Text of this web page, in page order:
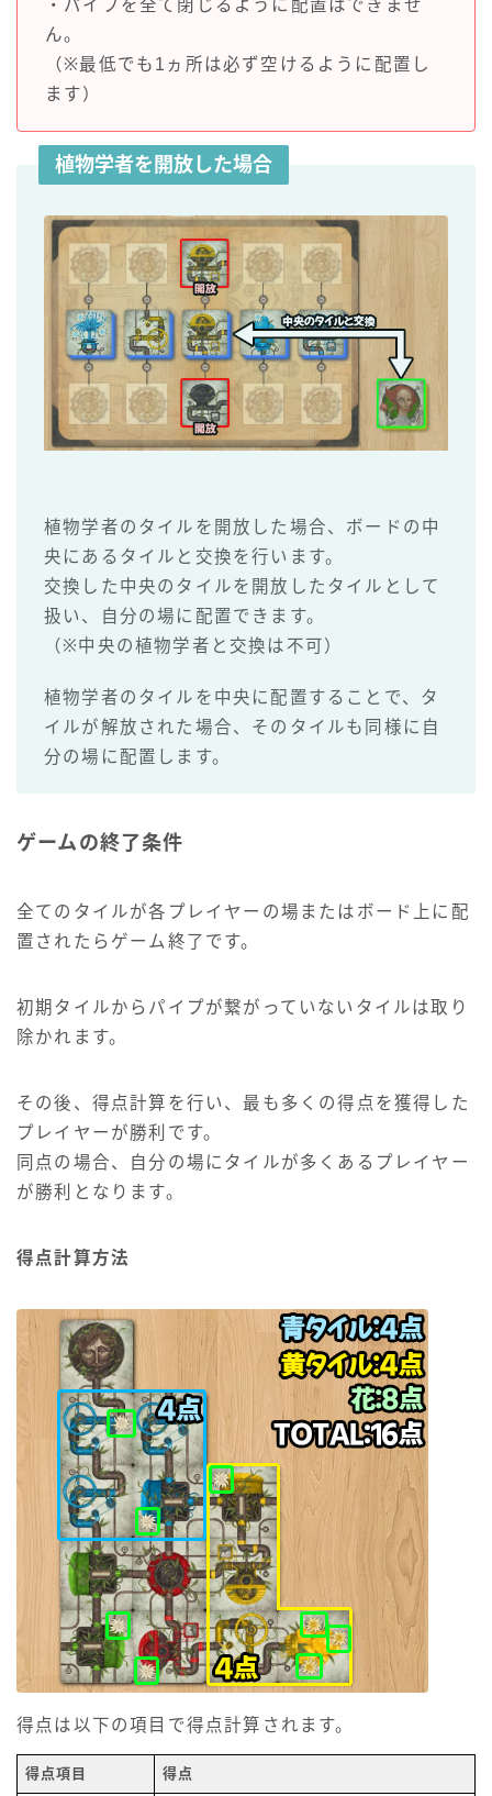
・パイプを全て閉じるように配置はできませ
ん。
（※最低でも1ヵ所は必ず空けるように配置し
ます）
植物学者を開放した場合
植物学者のタイルを開放した場合、ボードの中
央にあるタイルと交換を行います。
交換した中央のタイルを開放したタイルとして
扱い、自分の場に配置できます。
（※中央の植物学者と交換は不可）
植物学者のタイルを中央に配置することで、タ
イルが解放された場合、そのタイルも同様に自
分の場に配置します。
ゲームの終了条件
全てのタイルが各プレイヤーの場またはボード上に配
置されたらゲーム終了です。
初期タイルからパイプが繋がっていないタイルは取り
除かれます。
その後、得点計算を行い、最も多くの得点を獲得した
プレイヤーが勝利です。
同点の場合、自分の場にタイルが多くあるプレイヤー
が勝利となります。
得点計算方法
得点は以下の項目で得点計算されます。
得点項目 得点